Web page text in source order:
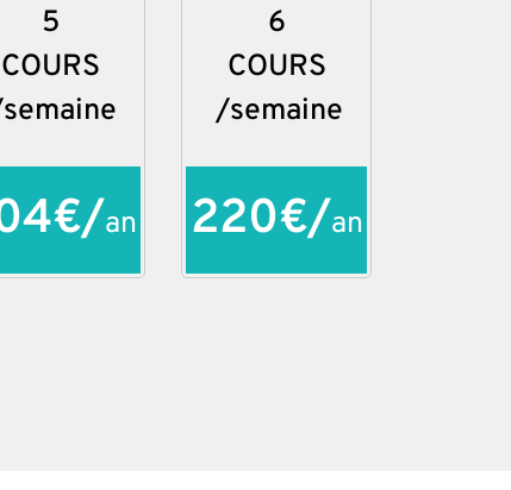
5
COURS
an
6
COURS
/semaine
220€/an